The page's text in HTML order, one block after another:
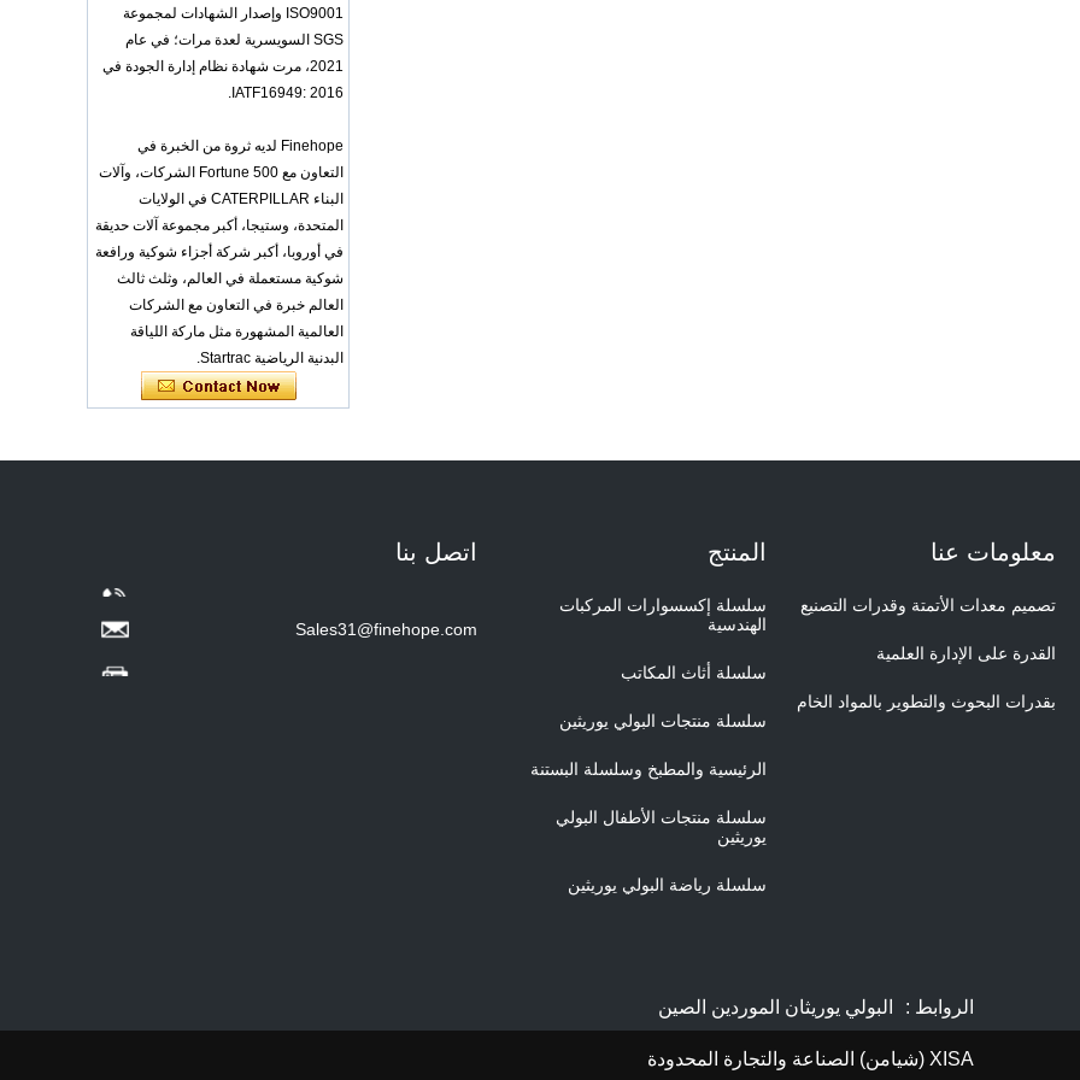
OEM ODM
polyurethane material
unique helmets design
- COPY - gdfoa2
Changing Basket
Thick & Waterproof
Bamboo Pad Vegan
Leather Baby
Changing Mat Baby
Changing Pad - COPY
- b1s6qg
Custom Black Forged
Carbon Fiber Steering
Wheel Racing Sport
Steering Wheel
350mm 14inch Flat
Bottom Steering
Portable Changing
Foam Change Mat -
ISO9001 وإصدار الشهادات لمجموعة
SGS السويسرية لعدة مرات؛ في عام
2021، مرت شهادة نظام إدارة الجودة في
IATF16949: 2016.
Finehope لديه ثروة من الخبرة في
التعاون مع Fortune 500 الشركات، وآلات
البناء CATERPILLAR في الولايات
المتحدة، وستيجا، أكبر مجموعة آلات حديقة
في أوروبا، أكبر شركة أجزاء شوكية ورافعة
شوكية مستعملة في العالم، وثلث ثالث
العالم خبرة في التعاون مع الشركات
العالمية المشهورة مثل ماركة اللياقة
البدنية الرياضية Startrac.
معلومات عنا
تصميم معدات الأتمتة وقدرات التصنيع
القدرة على الإدارة العلمية
بقدرات البحوث والتطوير بالمواد الخام
المنتج
سلسلة إكسسوارات المركبات
الهندسية
سلسلة أثاث المكاتب
سلسلة منتجات البولي يوريثين
الرئيسية والمطبخ وسلسلة البستنة
سلسلة منتجات الأطفال البولي
يوريثين
سلسلة رياضة البولي يوريثين
اتصل بنا
Sales31@finehope.com
الروابط : البولي يوريثان الموردين الصين
XISA (شيامن) الصناعة والتجارة المحدودة